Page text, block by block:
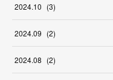
2024.10 (3)
2024.09 (2)
2024.08 (2)